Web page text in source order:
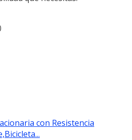
con Resistencia